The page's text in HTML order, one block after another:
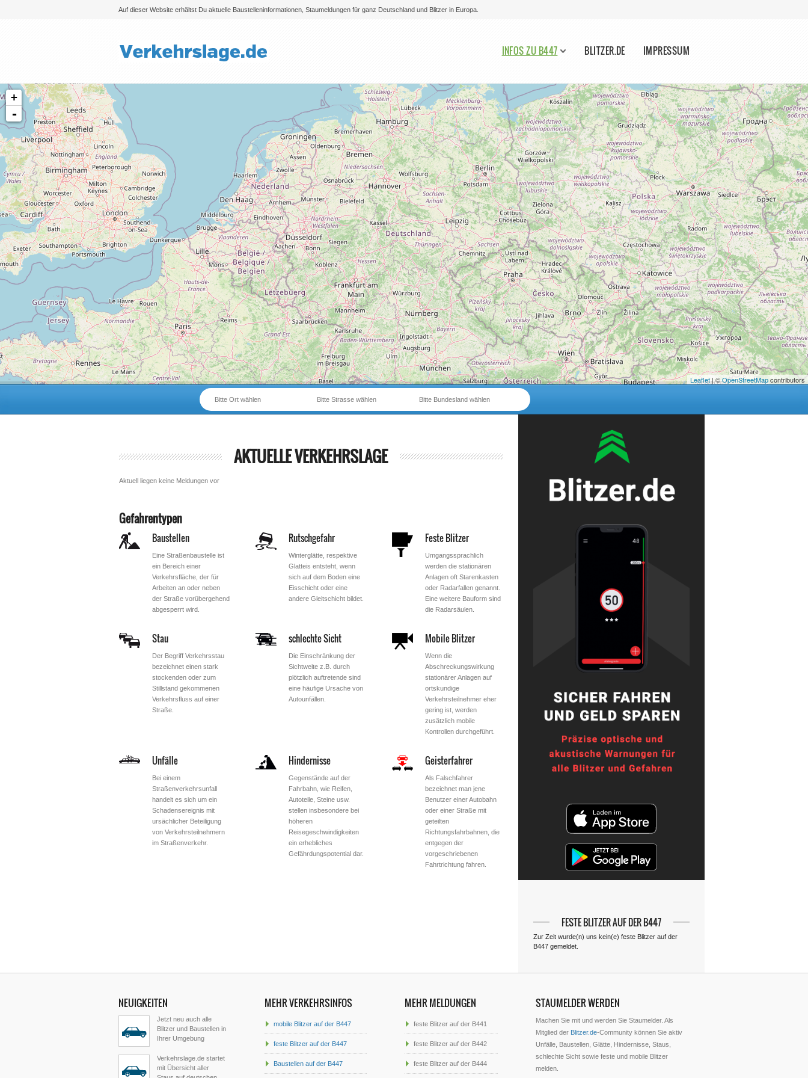
Auf dieser Website erhältst Du aktuelle Baustelleninformationen, Staumeldungen für ganz Deutschland und Blitzer in Europa.
Bitte auswählen
INFOS ZU B447 BLITZER.DE IMPRESSUM
+
-
Leaflet| ©OpenStreetMapcontributors
Bitte Bundesland wählen
Bitte Strasse wählen
Bitte Ort wählen
AKTUELLE VERKEHRSLAGE
Aktuell liegen keine Meldungen vor
Gefahrentypen
Baustellen
Eine Straßenbaustelle ist
ein Bereich einer
Verkehrsfläche, der für
Arbeiten an oder neben
der Straße vorübergehend
abgesperrt wird.
Rutschgefahr
Winterglätte, respektive
Glatteis entsteht, wenn
sich auf dem Boden eine
Eisschicht oder eine
andere Gleitschicht bildet.
Feste Blitzer
Umgangssprachlich
werden die stationären
Anlagen oft Starenkasten
oder Radarfallen genannt.
Eine weitere Bauform sind
die Radarsäulen.
Stau
Der Begriff Verkehrsstau
bezeichnet einen stark
stockenden oder zum
Stillstand gekommenen
Verkehrsfluss auf einer
Straße.
schlechte Sicht
Die Einschränkung der
Sichtweite z.B. durch
plötzlich auftretende sind
eine häufige Ursache von
Autounfällen.
Mobile Blitzer
Wenn die
Abschreckungswirkung
stationärer Anlagen auf
ortskundige
Verkehrsteilnehmer eher
gering ist, werden
zusätzlich mobile
Kontrollen durchgeführt.
Unfälle
Bei einem
Straßenverkehrsunfall
handelt es sich um ein
Schadensereignis mit
ursächlicher Beteiligung
von Verkehrsteilnehmern
im Straßenverkehr.
Hindernisse
Gegenstände auf der
Fahrbahn, wie Reifen,
Autoteile, Steine usw.
stellen insbesondere bei
höheren
Reisegeschwindigkeiten
ein erhebliches
Gefährdungspotential dar.
Geisterfahrer
Als Falschfahrer
bezeichnet man jene
Benutzer einer Autobahn
oder einer Straße mit
geteilten
Richtungsfahrbahnen, die
entgegen der
vorgeschriebenen
Fahrtrichtung fahren.
FESTE BLITZER AUF DER B447
Zur Zeit wurde(n) uns kein(e) feste Blitzer auf der
B447 gemeldet.
NEUIGKEITEN
Jetzt neu auch alle
Blitzer und Baustellen in
Ihrer Umgebung
Verkehrslage.de startet
mit Übersicht aller
MEHR VERKEHRSINFOS
mobile Blitzer auf der B447
feste Blitzer auf der B447
Baustellen auf der B447
MEHR MELDUNGEN
feste Blitzer auf der B441
feste Blitzer auf der B442
feste Blitzer auf der B444
STAUMELDER WERDEN
Machen Sie mit und werden Sie Staumelder. Als
Mitglied der Blitzer.de-Community können Sie aktiv
Unfälle, Baustellen, Glätte, Hindernisse, Staus,
schlechte Sicht sowie feste und mobile Blitzer
melden.